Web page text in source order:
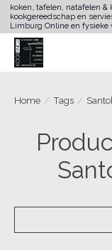
koken, tafelen, natafelen
kookgereedschap en
Limburg Online en fysieke
Home / Tags /